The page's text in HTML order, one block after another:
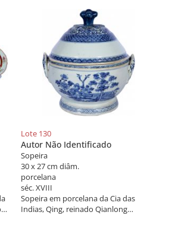
Lote 130
Autor Não Identificado
Sopeira
30 x 27 cm diâm.
porcelana
séc. XVIII
Sopeira em porcelana da Cia das
Indias, Qing, reinado Qianlong